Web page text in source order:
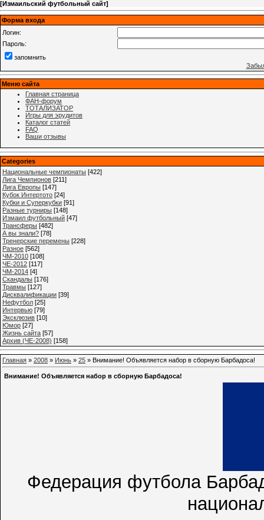
[Измаильский футбольный сайт]
Форма входа
Логин:
Пароль:
запомнить
Меню сайта
Главная страница
ФАН-форум
ТОТАЛИЗАТОР
Игры для эрудитов
Каталог статей
FAQ
Ваши отзывы
Categories
Национальные чемпионаты [422]
Лига Чемпионов [211]
Лига Европы [147]
Кубок Интертото [24]
Кубки и Суперкубки [91]
Разные турниры [148]
Измаил футбольный [47]
Трансферы [482]
А вы знали? [78]
Тренерские перемены [228]
Разное [562]
ЧМ-2010 [108]
ЧЕ-2012 [117]
ЧМ-2014 [4]
Cкандалы [176]
Травмы [127]
Дисквалификации [39]
Нефутбол [25]
Интервью [79]
Эксклюзив [10]
Юмор [27]
Жизнь сайта [57]
Архив (ЧЕ-2008) [158]
Главная » 2008 » Июнь » 25 » Внимание! Объявляется набор в сборную Барбадоса!
Внимание! Объявляется набор в сборную Барбадоса!
Федерация футбола